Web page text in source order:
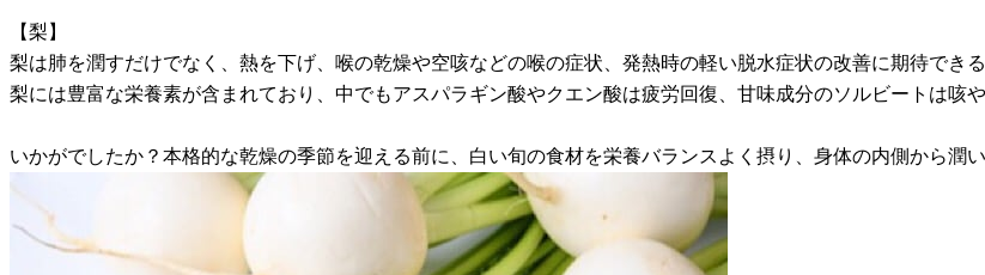
【梨】
梨は肺を潤すだけでなく、熱を下げ、喉の乾燥や空咳などの喉の症状、発熱時の軽い脱水症状の改善に期待できる
梨には豊富な栄養素が含まれており、中でもアスパラギン酸やクエン酸は疲労回復、甘味成分のソルビートは咳
いかがでしたか？本格的な乾燥の季節を迎える前に、白い旬の食材を栄養バランスよく摂り、身体の内側から潤い